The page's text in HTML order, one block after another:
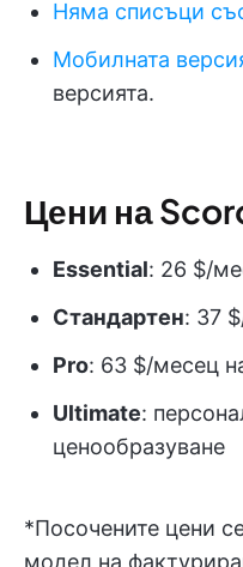
Няма списъци
Мобилната
версията.
Цени на
Essential: 26 $/
Стандартен: 37
Pro: 63 $/месец
Ultimate:
ценообразуване
*Посочените цени
модел на